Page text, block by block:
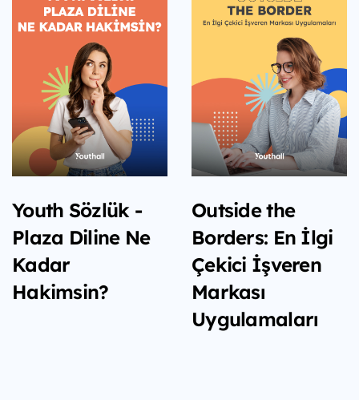
Youth Sözlük -
Plaza Diline Ne
Kadar
Hakimsin?
Outside the
Borders: En İlgi
Çekici İşveren
Markası
Uygulamaları